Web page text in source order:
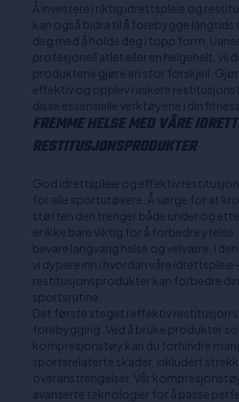
Å investere i riktig idrettspleie og
kan også bidra til å forebygge langtids
deg med å holde deg i topp form.
profesjonell atlet eller en helgehelt, vil
produktene gjøre en stor forskjell.
effektiv og opplev raskere
disse essensielle verktøyene i din
FREMME HELSE MED VÅRE
RESTITUSJONSPRODUKTER
God idrettspleie og effektiv
for alle sportutøvere. Å sørge for at
støtten den trenger både under og
er ikke bare viktig for å forbedre
bevare langvarig helse og velvære. I
vi dypere inn i hvordan våre
restitusjonsprodukter kan forbedre
sportsrutine.
Det første steget i effektiv restitusjon
forebygging. Ved å bruke produkter
kompresjonstøy kan du forhindre
sportsrelaterte skader, inkludert
overanstrengelser. Vår
avanserte teknologier for å passe